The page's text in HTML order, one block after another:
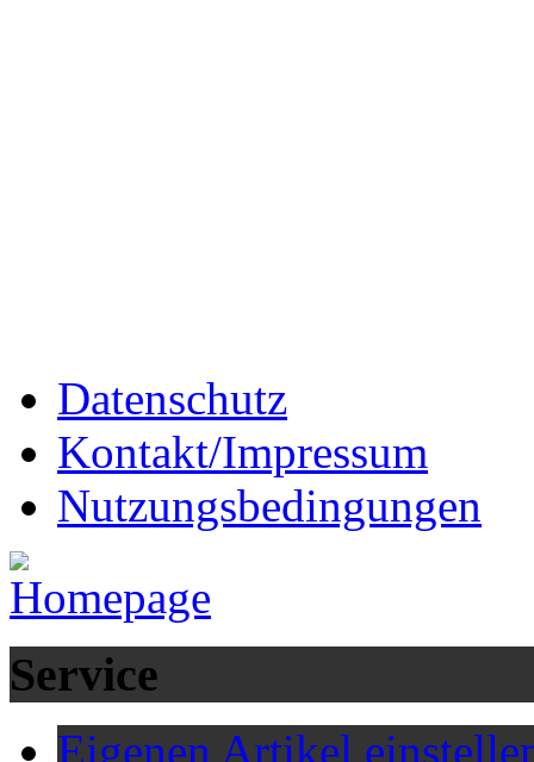
Datenschutz
Kontakt/Impressum
Nutzungsbedingungen
Service
Eigenen Artikel